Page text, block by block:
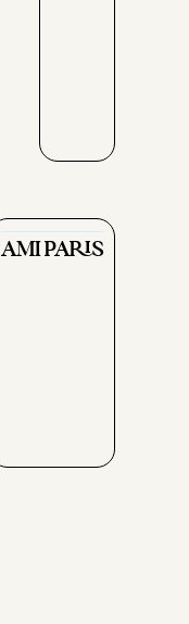
AMI PARIS